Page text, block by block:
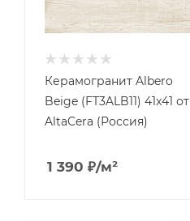
Керамогранит Albero
Beige (FT3ALB11) 41x41 от
AltaCera (Россия)
1 390 ₽/м²